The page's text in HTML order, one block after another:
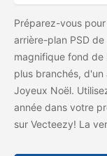
Préparez-vous
arrière-plan PSD
magnifique fond de
plus branchés,
Joyeux Noël.
année dans votre
sur Vecteezy! La